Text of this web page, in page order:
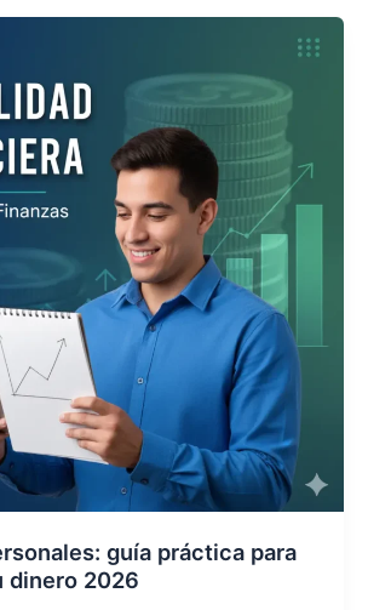
guía práctica para
dinero 2026